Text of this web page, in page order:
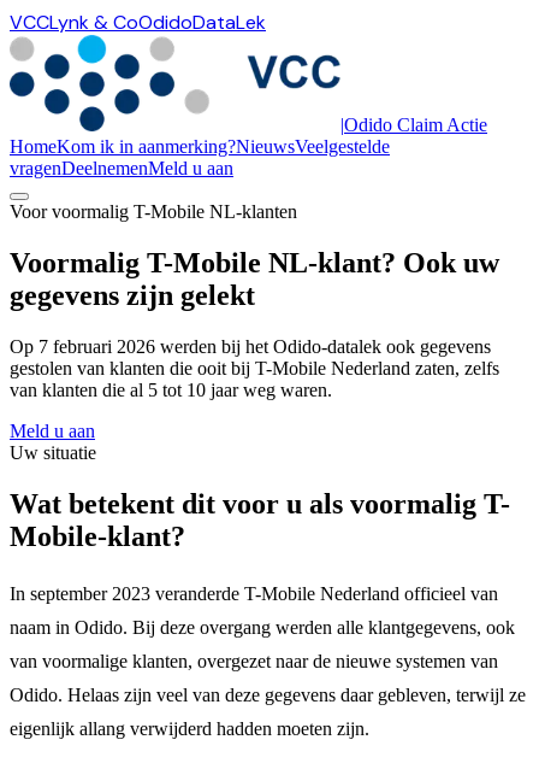
VCCLynk & CoOdidoDataLek
|Odido Claim Actie
HomeKom ik in aanmerking?NieuwsVeelgestelde
vragenDeelnemenMeld u aan
Voor voormalig T-Mobile NL-klanten
Voormalig T-Mobile NL-klant? Ook uw
gegevens zijn gelekt
Op 7 februari 2026 werden bij het Odido-datalek ook gegevens
gestolen van klanten die ooit bij T-Mobile Nederland zaten, zelfs
van klanten die al 5 tot 10 jaar weg waren.
Meld u aan
Uw situatie
Wat betekent dit voor u als voormalig T-
Mobile-klant?
In september 2023 veranderde T-Mobile Nederland officieel van
naam in Odido. Bij deze overgang werden alle klantgegevens, ook
van voormalige klanten, overgezet naar de nieuwe systemen van
Odido. Helaas zijn veel van deze gegevens daar gebleven, terwijl ze
eigenlijk allang verwijderd hadden moeten zijn.